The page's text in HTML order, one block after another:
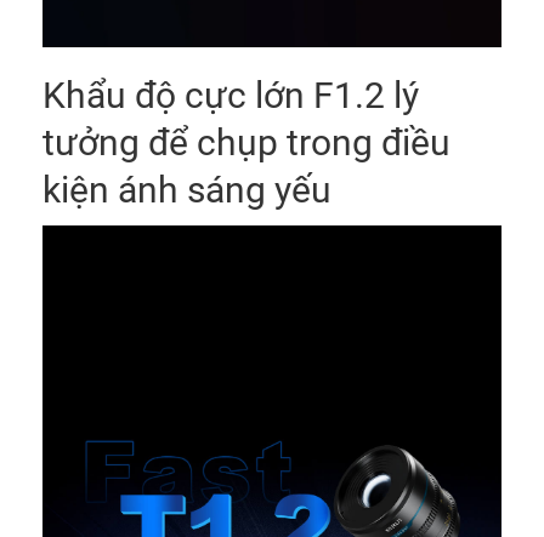
Khẩu độ cực lớn F1.2 lý
tưởng để chụp trong điều
kiện ánh sáng yếu